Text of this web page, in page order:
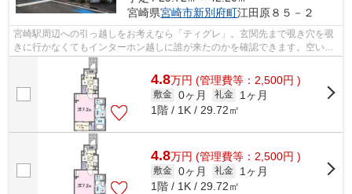
宮崎県宮崎市新別府町江田原８５－２
宮崎駅周辺への引っ越しをお考えなら「ティグレ」。玄関先まで覗き穴を覗
きに行かなくてもインターホン越しに誰が来たのかを確認できます。空いて
いる駐車場があるので、近くに車を駐...
4.8万円 (管理費等：2,500円 )
敷金 0ヶ月 礼金
1ヶ月
1階 / 1K / 29.72㎡
4.8万円 (管理費等：2,500円 )
敷金 0ヶ月 礼金
1ヶ月
1階 / 1K / 29.72㎡